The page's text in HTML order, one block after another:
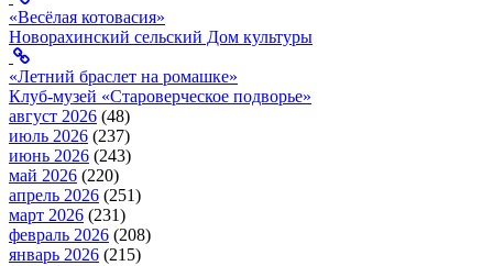
«Весёлая котовасия»
Новорахинский сельский Дом культуры
«Летний браслет на ромашке»
Клуб-музей «Староверческое подворье»
август 2026 (48)
июль 2026 (237)
июнь 2026 (243)
май 2026 (220)
апрель 2026 (251)
март 2026 (231)
февраль 2026 (208)
январь 2026 (215)